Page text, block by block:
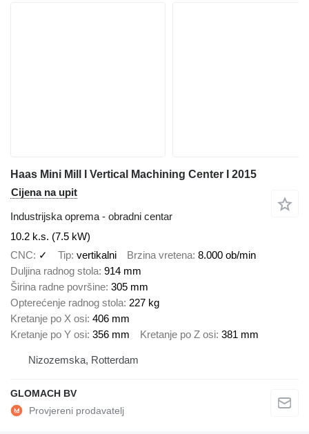
Haas Mini Mill I Vertical Machining Center I 2015
Cijena na upit
Industrijska oprema - obradni centar
10.2 k.s. (7.5 kW)
CNC
✓ Tip vertikalni Brzina vretena 8.000 ob/min
Duljina radnog stola 914 mm
Širina radne površine 305 mm
Opterećenje radnog stola 227 kg
Kretanje po X osi 406 mm
Kretanje po Y osi 356 mm Kretanje po Z osi 381 mm
Nizozemska, Rotterdam
GLOMACH BV